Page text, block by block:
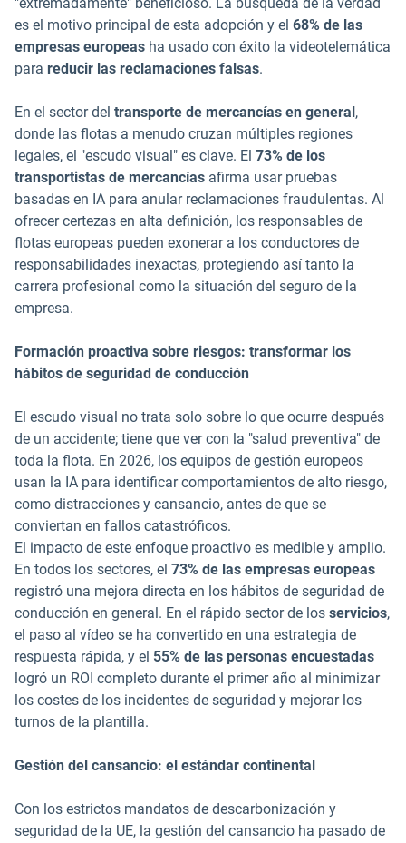
"extremadamente" beneficioso. La búsqueda de la verdad
es el motivo principal de esta adopción y el 68% de las
empresas europeas ha usado con éxito la videotelemática
para reducir las reclamaciones falsas.
En el sector del transporte de mercancías en general ,
donde las flotas a menudo cruzan múltiples regiones
legales, el "escudo visual" es clave. El 73% de los
transportistas de mercancías afirma usar pruebas
basadas en IA para anular reclamaciones fraudulentas. Al
ofrecer certezas en alta definición, los responsables de
flotas europeas pueden exonerar a los conductores de
responsabilidades inexactas, protegiendo así tanto la
carrera profesional como la situación del seguro de la
empresa.
Formación proactiva sobre riesgos: transformar los
hábitos de seguridad de conducción
El escudo visual no trata solo sobre lo que ocurre después
de un accidente; tiene que ver con la "salud preventiva" de
toda la flota. En 2026, los equipos de gestión europeos
usan la IA para identificar comportamientos de alto riesgo,
como distracciones y cansancio, antes de que se
conviertan en fallos catastróficos.
El impacto de este enfoque proactivo es medible y amplio.
En todos los sectores, el 73% de las empresas europeas
registró una mejora directa en los hábitos de seguridad de
conducción en general. En el rápido sector de los servicios,
el paso al vídeo se ha convertido en una estrategia de
respuesta rápida, y el 55% de las personas encuestadas
logró un ROI completo durante el primer año al minimizar
los costes de los incidentes de seguridad y mejorar los
turnos de la plantilla.
Gestión del cansancio: el estándar continental
Con los estrictos mandatos de descarbonización y
seguridad de la UE, la gestión del cansancio ha pasado de